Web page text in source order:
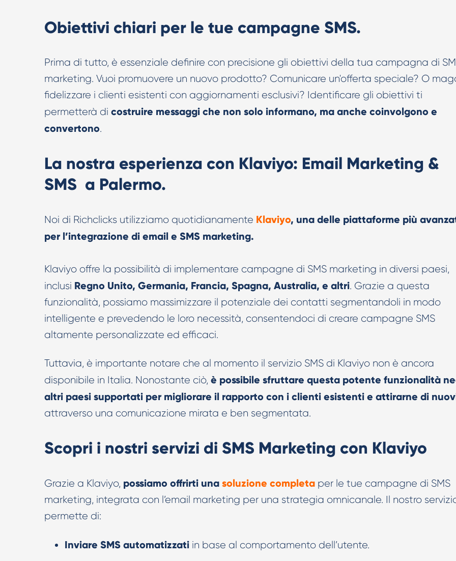
Obiettivi chiari per le tue campagne SMS.
Prima di tutto, è essenziale definire con precisione gli obiettivi della tua campagna di
marketing. Vuoi promuovere un nuovo prodotto? Comunicare un'offerta speciale? O
fidelizzare i clienti esistenti con aggiornamenti esclusivi? Identificare gli obiettivi ti
permetterà di costruire messaggi che non solo informano, ma anche coinvolgono e
convertono.
La nostra esperienza con Klaviyo: Email Marketing &
SMS a Palermo.
Noi di Richclicks utilizziamo quotidianamente Klaviyo, una delle piattaforme più
per l’integrazione di email e SMS marketing.
Klaviyo offre la possibilità di implementare campagne di SMS marketing in diversi paesi,
inclusi Regno Unito, Germania, Francia, Spagna, Australia, e altri. Grazie a questa
funzionalità, possiamo massimizzare il potenziale dei contatti segmentandoli in modo
intelligente e prevedendo le loro necessità, consentendoci di creare campagne SMS
altamente personalizzate ed efficaci.
Tuttavia, è importante notare che al momento il servizio SMS di Klaviyo non è ancora
disponibile in Italia. Nonostante ciò, è possibile sfruttare questa potente funzionalità
altri paesi supportati per migliorare il rapporto con i clienti esistenti e attirarne di
attraverso una comunicazione mirata e ben segmentata.
Scopri i nostri servizi di SMS Marketing con Klaviyo
Grazie a Klaviyo, possiamo offrirti una soluzione completa per le tue campagne di SMS
marketing, integrata con l’email marketing per una strategia omnicanale. Il nostro
permette di:
Inviare SMS automatizzati in base al comportamento dell’utente.